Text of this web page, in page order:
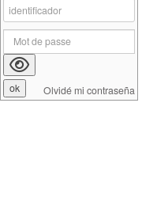
Olvidé mi contraseña